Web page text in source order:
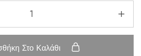
Στο Καλάθι